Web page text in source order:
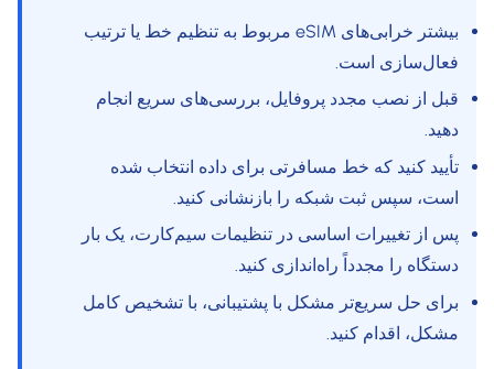
بیشتر خرابی‌های eSIM مربوط به تنظیم خط یا ترتیب
فعال‌سازی است.
قبل از نصب مجدد پروفایل، بررسی‌های سریع انجام
دهید.
تأیید کنید که خط مسافرتی برای داده انتخاب شده
است، سپس ثبت شبکه را بازنشانی کنید.
پس از تغییرات اساسی در تنظیمات سیم‌کارت، یک بار
دستگاه را مجدداً راه‌اندازی کنید.
برای حل سریع‌تر مشکل با پشتیبانی، با تشخیص کامل
مشکل، اقدام کنید.